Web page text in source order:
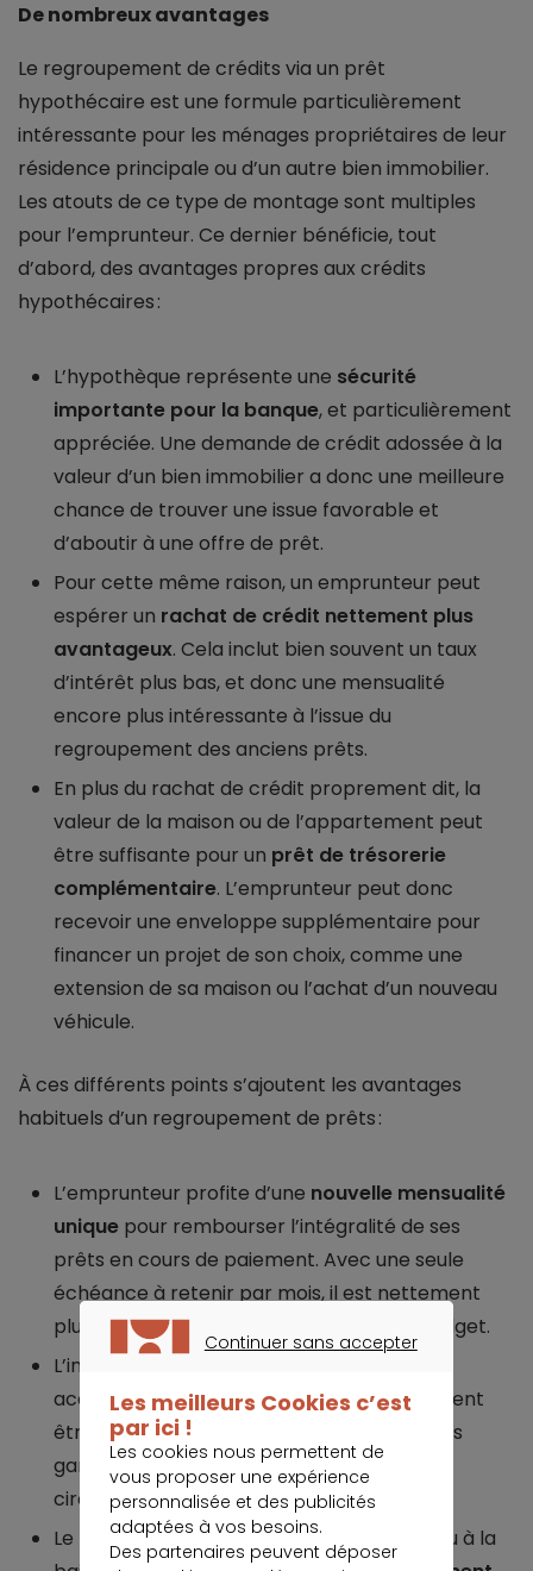
De nombreux avantages
Le regroupement de crédits via un prêt
hypothécaire est une formule particulièrement
intéressante pour les ménages propriétaires de leur
résidence principale ou d’un autre bien immobilier.
Les atouts de ce type de montage sont multiples
pour l’emprunteur. Ce dernier bénéficie, tout
d’abord, des avantages propres aux crédits
hypothécaires :
L’hypothèque représente une sécurité
importante pour la banque, et particulièrement
appréciée. Une demande de crédit adossée à la
valeur d’un bien immobilier a donc une meilleure
chance de trouver une issue favorable et
d’aboutir à une offre de prêt.
Pour cette même raison, un emprunteur peut
espérer un rachat de crédit nettement plus
avantageux. Cela inclut bien souvent un taux
d’intérêt plus bas, et donc une mensualité
encore plus intéressante à l’issue du
regroupement des anciens prêts.
En plus du rachat de crédit proprement dit, la
valeur de la maison ou de l’appartement peut
être suffisante pour un prêt de trésorerie
complémentaire. L’emprunteur peut donc
recevoir une enveloppe supplémentaire pour
financer un projet de son choix, comme une
extension de sa maison ou l’achat d’un nouveau
véhicule.
À ces différents points s’ajoutent les avantages
habituels d’un regroupement de prêts :
L’emprunteur profite d’une nouvelle mensualité
unique pour rembourser l’intégralité de ses
prêts en cours de paiement. Avec une seule
échéance à retenir par mois, il est nettement
plus simple de gérer et anticiper votre budget.
L’intégralité des questions relatives au prêt
accordé par la banque hypothécaire peuvent
être réglées auprès de cette dernière. Vous
gardezun seul interlocuteuren toutes
circonstances.
Le montant des mensualités peut être revu à la
Continuer sans accepter
Les meilleurs Cookies c’est
par ici !
Les cookies nous permettent de
vous proposer une expérience
personnalisée et des publicités
adaptées à vos besoins.
Des partenaires peuvent déposer